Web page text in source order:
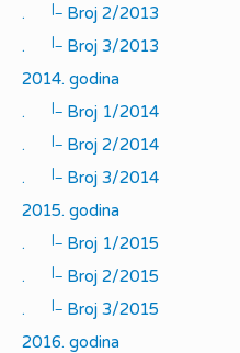
.
|_
Broj 2/2013
.
|_
Broj 3/2013
2014. godina
.
|_
Broj 1/2014
.
|_
Broj 2/2014
.
|_
Broj 3/2014
2015. godina
.
|_
Broj 1/2015
.
|_
Broj 2/2015
.
|_
Broj 3/2015
2016. godina